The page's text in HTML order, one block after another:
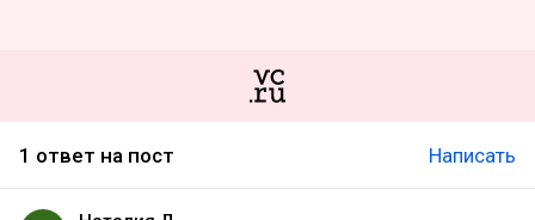
1 ответ на пост Написать